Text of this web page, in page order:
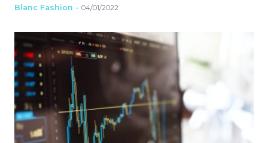
Blanc Fashion - 04/01/2022